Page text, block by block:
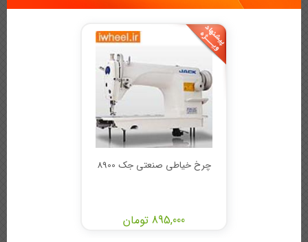
چرخ خیاطی صنعتی جک 8900
895,000 تومان